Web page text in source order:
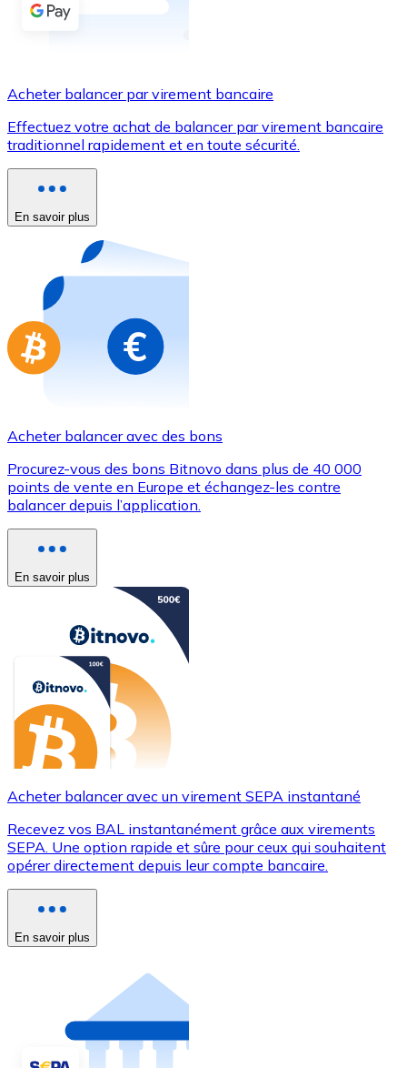
Virement SEPA
Utilisez les cartes Visa et Mastercard pour acheter
Acheter avec carte
Nouveau
Achetez des cartes-cadeaux de vos marques
Aller à la boutique de cartes-cadeaux
Acheter balancer par virement bancaire
Effectuez votre achat de balancer par virement bancaire
traditionnel rapidement et en toute sécurité.
En savoir plus
Acheter balancer avec des bons
Procurez-vous des bons Bitnovo dans plus de 40 000
points de vente en Europe et échangez-les contre
balancer depuis l’application.
En savoir plus
Acheter balancer avec un virement SEPA instantané
Recevez vos BAL instantanément grâce aux virements
SEPA. Une option rapide et sûre pour ceux qui souhaitent
opérer directement depuis leur compte bancaire.
En savoir plus